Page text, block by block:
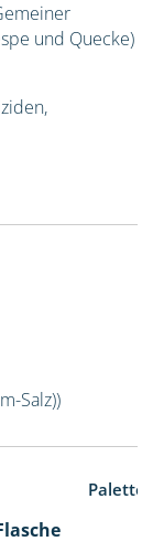
und Quecke)
Salz))